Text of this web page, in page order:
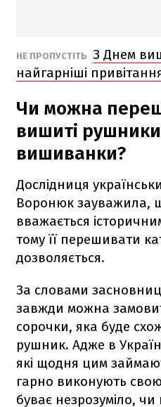
НЕ ПРОПУСТІТЬ З Днем
найгарніші
Чи можна
вишиті
вишиванки?
Дослідниця
Воронюк зауважила,
вважається
тому її перешивати
дозволяється.
За словами
завжди можна
сорочки, яка буде
рушник. Адже в
які щодня цим
гарно виконують
буває незрозуміло, чи